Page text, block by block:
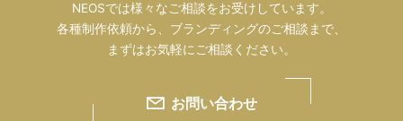
NEOSでは様々なご相談をお受けしています。
各種制作依頼から、ブランディングのご相談まで、
まずはお気軽にご相談ください。
お問い合わせ